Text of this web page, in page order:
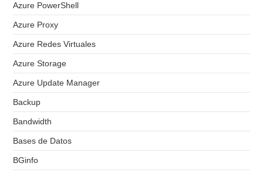
Azure PowerShell
Azure Proxy
Azure Redes Virtuales
Azure Storage
Azure Update Manager
Backup
Bandwidth
Bases de Datos
BGinfo